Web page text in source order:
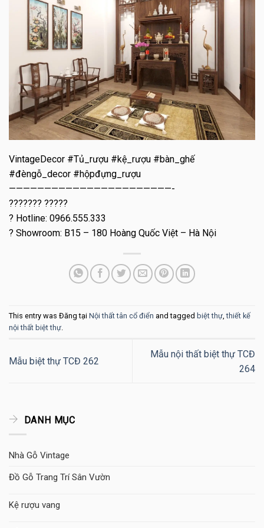
VintageDecor #Tủ_rượu #kệ_rượu #bàn_ghế
#đèngỗ_decor #hộpđựng_rượu
———————————————————————-
??????? ?????
? Hotline: 0966.555.333
? Showroom: B15 – 180 Hoàng Quốc Việt – Hà Nội
This entry was Đăng tại Nội thất tân cổ điển and tagged biệt thự ,thiết kế
nội thất biệt thự
Mẫu biệt thự TCĐ 262
Mẫu nội thất biệt thự TCĐ
264
DANH MỤC
Nhà Gỗ Vintage
Đồ Gỗ Trang Trí Sân Vườn
Kệ rượu vang